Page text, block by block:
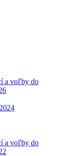
a voľby do
a voľby do